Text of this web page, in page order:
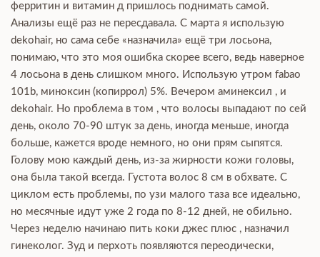
ферритин и витамин д пришлось поднимать самой.
Анализы ещё раз не пересдавала. С марта я использую
dekohair, но сама себе «назначила» ещё три лосьона,
понимаю, что это моя ошибка скорее всего, ведь наверное
4 лосьона в день слишком много. Использую утром fabao
101b, миноксин (копиррол) 5%. Вечером аминексил , и
dekohair. Но проблема в том , что волосы выпадают по сей
день, около 70-90 штук за день, иногда меньше, иногда
больше, кажется вроде немного, но они прям сыпятся.
Голову мою каждый день, из-за жирности кожи головы,
она была такой всегда. Густота волос 8 см в обхвате. С
циклом есть проблемы, по узи малого таза все идеально,
но месячные идут уже 2 года по 8-12 дней, не обильно.
Через неделю начинаю пить коки джес плюс , назначил
гинеколог. Зуд и перхоть появляются переодически,